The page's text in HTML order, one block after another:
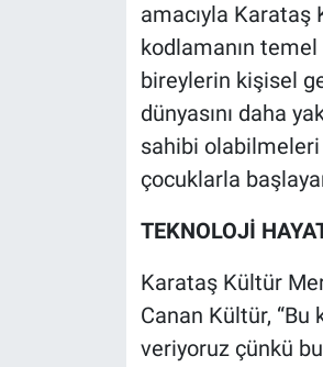
amacıyla
kodlamanın
bireylerin kişisel
dünyasını daha
sahibi olabilmeleri
çocuklarla
TEKNOLOJİ
Karataş Kültür
Canan Kültür,
veriyoruz çünkü